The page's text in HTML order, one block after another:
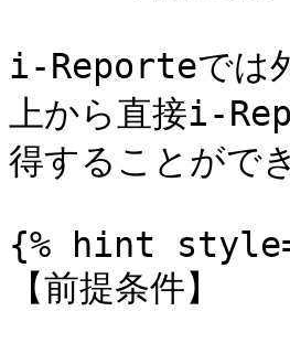
i-Reporteでは
上から直接i-
得することがで
{% hint
【前提条件】